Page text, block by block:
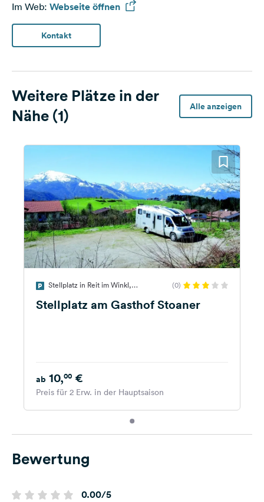
Im Web: Webseite öffnen
Kontakt
Weitere Plätze in der
Nähe (1)
Alle anzeigen
(0)
Stellplatz am Gasthof Stoaner
ab 10,00 €
Preis für 2 Erw. in der Hauptsaison
Bewertung
0.00/5